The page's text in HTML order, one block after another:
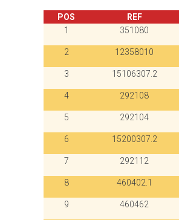
POS REF
1
351080
2 12358010
3 15106307.2
4 292108
5 292104
6 15200307.2
7 292112
8 460402.1
9 460462